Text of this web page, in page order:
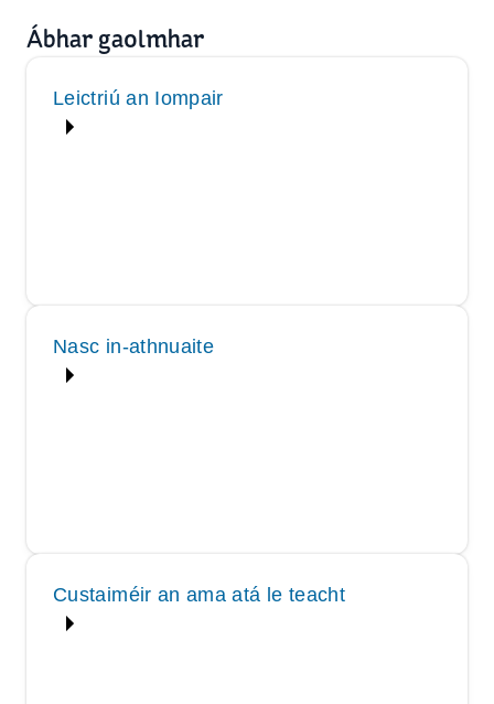
Ábhar gaolmhar
Leictriú an Iompair
Nasc in-athnuaite
Custaiméir an ama atá le teacht